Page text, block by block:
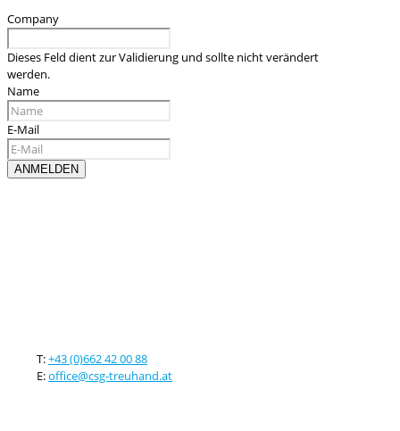
Company
Dieses Feld dient zur Validierung und sollte nicht verändert
werden.
Name
E-Mail
T:+43 (0)662 42 00 88
E:office@csg-treuhand.at